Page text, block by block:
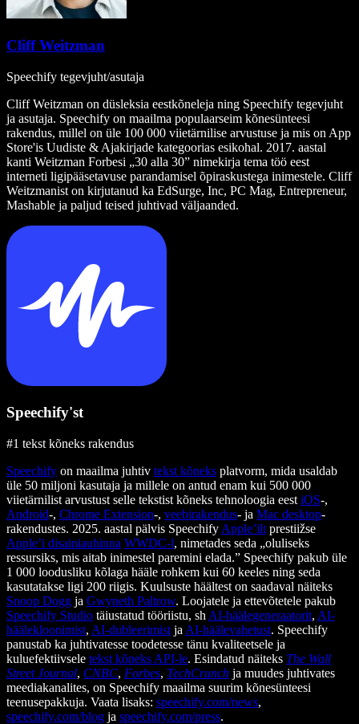
Cliff Weitzman
Speechify tegevjuht/asutaja
Cliff Weitzman on düsleksia eestkõneleja ning Speechify tegevjuht
ja asutaja. Speechify on maailma populaarseim kõnesünteesi
rakendus, millel on üle 100 000 viietärnilise arvustuse ja mis on App
Store'is Uudiste & Ajakirjade kategoorias esikohal. 2017. aastal
kanti Weitzman Forbesi „30 alla 30” nimekirja tema töö eest
interneti ligipääsetavuse parandamisel õpiraskustega inimestele. Cliff
Weitzmanist on kirjutanud ka EdSurge, Inc, PC Mag, Entrepreneur,
Mashable ja paljud teised juhtivad väljaanded.
Speechify'st
#1 tekst kõneks rakendus
Speechify on maailma juhtiv tekst kõneks platvorm, mida usaldab
üle 50 miljoni kasutaja ja millele on antud enam kui 500 000
viietärnilist arvustust selle tekstist kõneks tehnoloogia eest iOS-,
Android-, Chrome Extension-, veebirakendus- ja Mac desktop-
rakendustes. 2025. aastal pälvis Speechify Apple’ilt prestiižse
Apple’i disainiauhinna WWDC-l, nimetades seda „oluliseks
ressursiks, mis aitab inimestel paremini elada.” Speechify pakub üle
1 000 loodusliku kõlaga hääle rohkem kui 60 keeles ning seda
kasutatakse ligi 200 riigis. Kuulsuste häältest on saadaval näiteks
Snoop Dogg ja Gwyneth Paltrow. Loojatele ja ettevõtetele pakub
Speechify Studio täiustatud tööriistu, sh AI-häälegeneraatorit, AI-
häälekloonimist, AI-dubleerimist ja AI-häälevahetust. Speechify
panustab ka juhtivatesse toodetesse tänu kvaliteetsele ja
kuluefektiivsele tekst kõneks API-le. Esindatud näiteks The Wall
Street Journal, CNBC, Forbes, TechCrunch ja muudes juhtivates
meediakanalites, on Speechify maailma suurim kõnesünteesi
teenusepakkuja. Vaata lisaks: speechify.com/news,
speechify.com/blog ja speechify.com/press.